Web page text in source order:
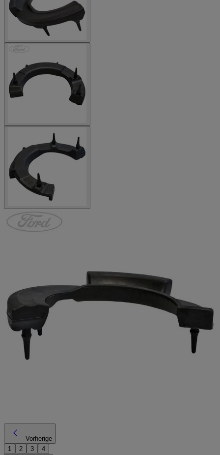
Vorherige
1
2 3 4